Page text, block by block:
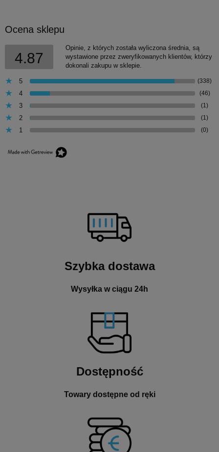
Ocena sklepu
4.87
Opinie, z których została wyliczona średnia, są
wystawione przez zweryfikowanych klientów, którzy
dokonali zakupu w sklepie.
5 (338)
4 (46)
3 (1)
2 (1)
1 (0)
Szybka dostawa
Wysyłka w ciągu 24h
Dostępność
Towary dostępne od ręki